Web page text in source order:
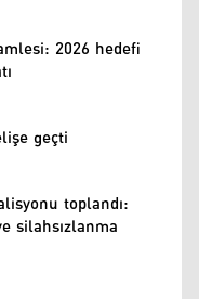
2026 hedefi
geçti
toplandı:
silahsızlanma